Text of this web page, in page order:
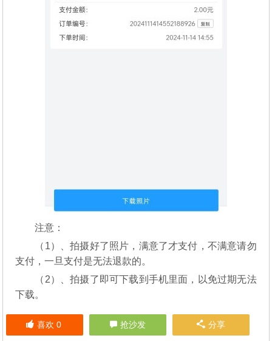
注意：
（1）、拍摄好了照片，满意了才支付，不满意请勿
支付，一旦支付是无法退款的。
（2）、拍摄了即可下载到手机里面，以免过期无法
下载。
喜欢 0 抢沙发 分享